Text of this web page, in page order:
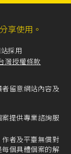
享使用。
採用
灣授權條款
留意網站內容及
提供專業諮詢服
者及平臺無償對
個具體個案的解